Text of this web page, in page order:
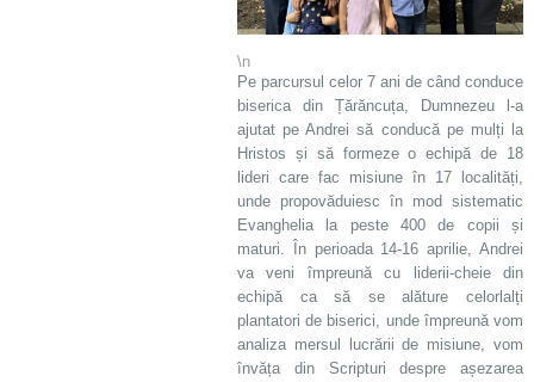
\n
Pe parcursul celor 7 ani de când conduce
biserica din Țărăncuța, Dumnezeu l-a
ajutat pe Andrei să conducă pe mulți la
Hristos și să formeze o echipă de 18
lideri care fac misiune în 17 localități,
unde propovăduiesc în mod sistematic
Evanghelia la peste 400 de copii și
maturi. În perioada 14-16 aprilie, Andrei
va veni împreună cu liderii-cheie din
echipă ca să se alăture celorlalți
plantatori de biserici, unde împreună vom
analiza mersul lucrării de misiune, vom
învăța din Scripturi despre așezarea